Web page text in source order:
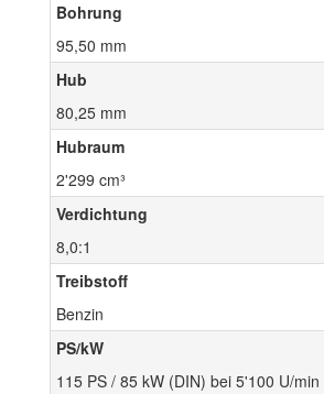
Bohrung
95,50 mm
Hub
80,25 mm
Hubraum
2'299 cm³
Verdichtung
8,0:1
Treibstoff
Benzin
PS/kW
115 PS / 85 kW (DIN) bei 5'100 U/min